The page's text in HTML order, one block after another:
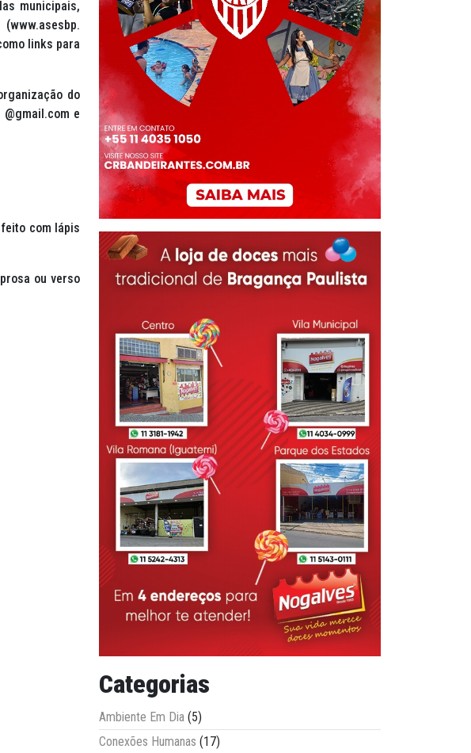
municipais,
links para
do
e
com lápis
ou verso
Categorias
Ambiente Em Dia (5)
Conexões Humanas (17)